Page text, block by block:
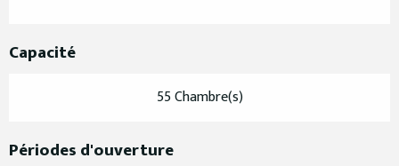
Capacité
55 Chambre(s)
Périodes d'ouverture